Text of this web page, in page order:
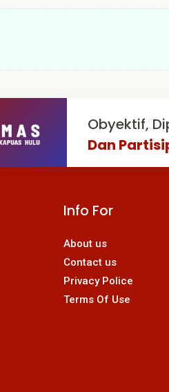
Obyektif,
Dan
Info For
About us
Contact us
Privacy Police
Terms Of Use